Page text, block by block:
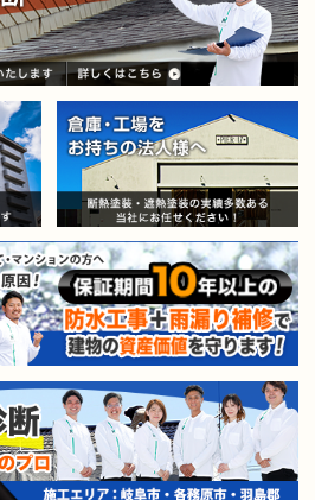
賃貸マンション・アパートオー